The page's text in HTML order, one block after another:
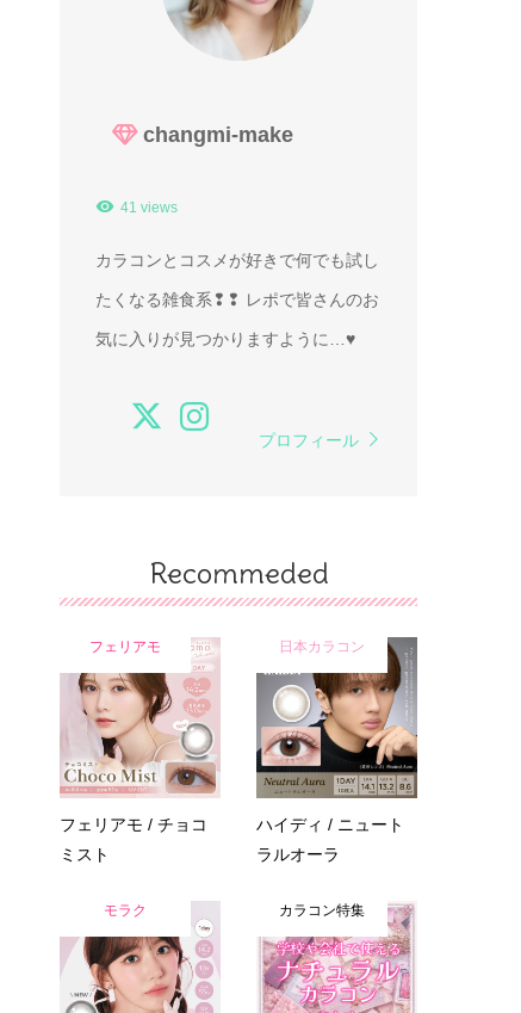
changmi-make
41 views
カラコンとコスメが好きで何でも試し
たくなる雑食系❢❢ レポで皆さんのお
気に入りが見つかりますように…♥
プロフィール
Recommeded
フェリアモ
フェリアモ / チョコ
ミスト
日本カラコン
ハイディ / ニュート
ラルオーラ
モラク カラコン特集